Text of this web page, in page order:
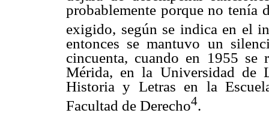
probablemente porque no tenía
exigido, según se indica en el
entonces se mantuvo un
cincuenta, cuando en 1955 se
Mérida, en la Universidad de
Historia y Letras en la
Facultad de Derecho4.